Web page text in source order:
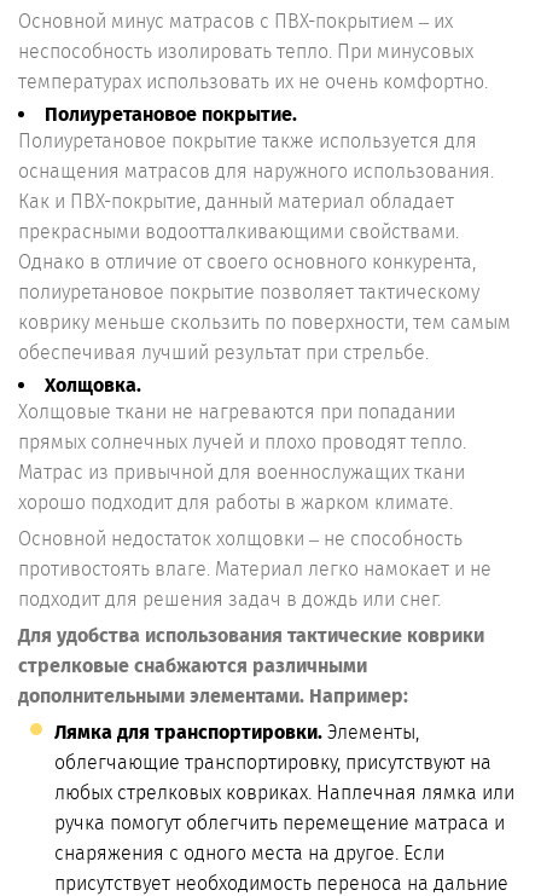
Основной минус матрасов с ПВХ-покрытием – их
неспособность изолировать тепло. При минусовых
температурах использовать их не очень комфортно.
Полиуретановое покрытие.
Полиуретановое покрытие также используется для
оснащения матрасов для наружного использования.
Как и ПВХ-покрытие, данный материал обладает
прекрасными водоотталкивающими свойствами.
Однако в отличие от своего основного конкурента,
полиуретановое покрытие позволяет тактическому
коврику меньше скользить по поверхности, тем самым
обеспечивая лучший результат при стрельбе.
Холщовка.
Холщовые ткани не нагреваются при попадании
прямых солнечных лучей и плохо проводят тепло.
Матрас из привычной для военнослужащих ткани
хорошо подходит для работы в жарком климате.
Основной недостаток холщовки – не способность
противостоять влаге. Материал легко намокает и не
подходит для решения задач в дождь или снег.
Для удобства использования тактические коврики
стрелковые снабжаются различными
дополнительными элементами. Например:
Лямка для транспортировки. Элементы,
облегчающие транспортировку, присутствуют на
любых стрелковых ковриках. Наплечная лямка или
ручка помогут облегчить перемещение матраса и
снаряжения с одного места на другое. Если
присутствует необходимость переноса на дальние